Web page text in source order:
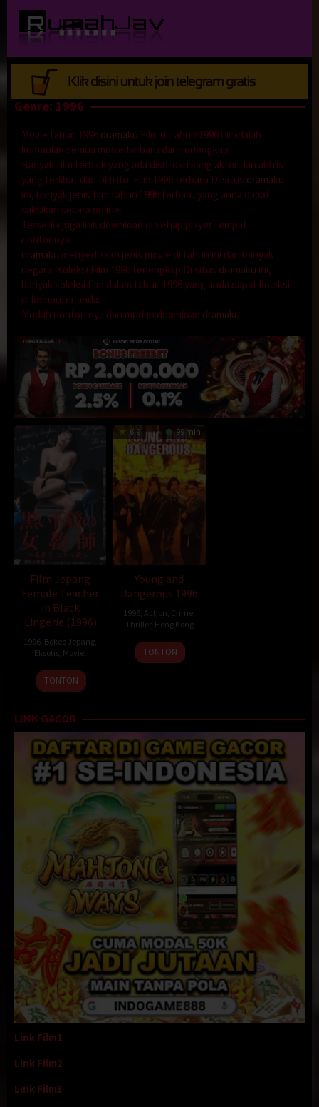
Loncat
konten
Genre: 1996
Movie tahun 1996 dramaku Film di tahun 1996 ini adalah
kumpulan semua movie terbaru dan terlengkap.
Banyak film terbaik yang ada disni dari sang aktor dan aktris
yang terlibat dari film itu. Film 1996 terbaru Di situs dramaku
ini, banyak jenis film tahun 1996 terbaru yang anda dapat
saksikan secara online.
Tersedia juga link download di setiap player tempat
nontonnya.
dramaku menyediakan jenis movie di tahun ini dari banyak
negara. Koleksi Film 1996 terlengkap Di situs dramaku ini,
banyak koleksi film dalam tahun 1996 yang anda dapat koleksi
di komputer anda.
Mudah nonton nya dan mudah download dramaku
Film Jepang
Female Teacher
in Black
Lingerie (1996)
1996 Bokep Jepang
Eksotis Movie
TONTON
6.9 99 min
Young and
Dangerous 1996
1996 ,Action Crime
Thriller, Hong Kong
25
Jan
Andrew
Lau
TONTON
LINK GACOR
Link Film1
Link Film2
Link Film3